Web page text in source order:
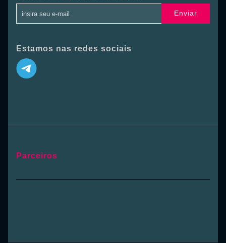
Enviar
Estamos nas redes sociais
Parceiros